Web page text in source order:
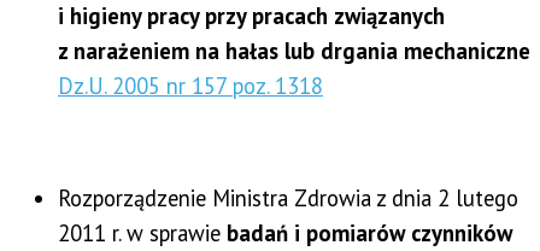
i higieny pracy przy pracach związanych
z narażeniem na hałas lub drgania mechaniczne
Dz.U. 2005 nr 157 poz. 1318
Rozporządzenie Ministra Zdrowia z dnia 2 lutego
2011 r. w sprawie badań i pomiarów czynników